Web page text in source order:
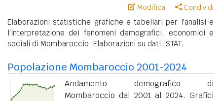
Modifica Condividi
Elaborazioni statistiche grafiche e tabellari per l'analisi e
l'interpretazione dei fenomeni demografici, economici e
sociali di Mombaroccio. Elaborazioni su dati ISTAT.
Popolazione Mombaroccio 2001-2024
Andamento demografico di
Mombaroccio dal 2001 al 2024. Grafici